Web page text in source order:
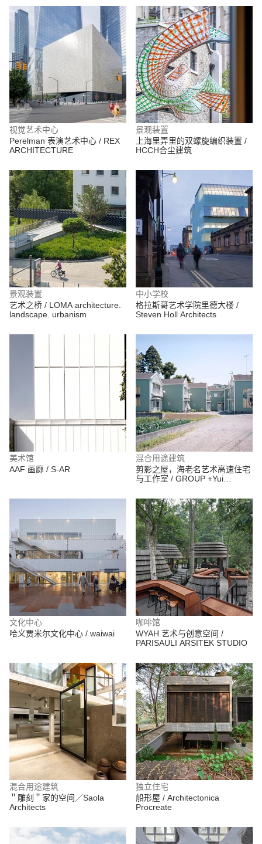
视觉艺术中心
Perelman 表演艺术中心 / REX
ARCHITECTURE
景观装置
上海里弄里的双螺旋编织装置 /
HCCH合尘建筑
景观装置
艺术之桥 / LOMA architecture.
landscape. urbanism
中小学校
格拉斯哥艺术学院里德大楼 /
Steven Holl Architects
美术馆
AAF 画廊 / S-AR
混合用途建筑
剪影之屋，海老名艺术高速住宅
与工作室 / GROUP +Yui
文化中心
哈义贾米尔文化中心 / waiwai
咖啡馆
WYAH 艺术与创意空间 /
PARISAULI ARSITEK STUDIO
混合用途建筑
＂雕刻＂家的空间／Saola
Architects
独立住宅
船形屋 / Architectonica
Procreate